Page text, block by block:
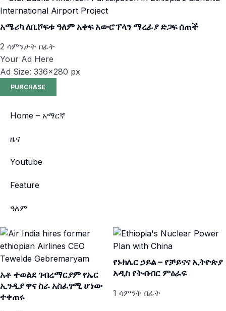
አሜሪካ ለቢሾፍቱ ዓለም አቀፍ አውሮፕላን ማረፊያ ድጋፍ ሰጠች
2 ሳምንታት በፊት
Your Ad Here
Ad Size: 336x280 px
PURCHASE
Home – አማርኛ
ዜና
Youtube
Feature
ዓለም
አቶ ተወልደ ገብረማርያም የኤር
ኢንዲያ ዋና ስራ አስፈፃሚ ሆነው
ተቀጠሩ
የኑክሌር ኃይል – የቻይናና ኢትዮጵያ
አዲስ የትብብር ምዕራፍ
1 ሳምንት በፊት